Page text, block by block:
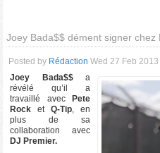
Joey Bada$$ dément signer chez
Posted by Rédaction Wed 27 Feb 2013
Joey Bada$$a
révélé qu’il a
travaillé avec
Pete
Rock et Q-Tip, en
plus de sa
collaboration avec
DJ Premier.